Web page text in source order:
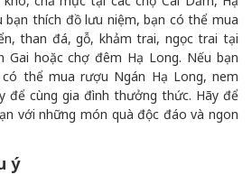
bạn thích đồ lưu niệm, bạn có thể mua
than đá, gỗ, khảm trai, ngọc trai tại
Gai hoặc chợ đêm Hạ Long. Nếu bạn
thể mua rượu Ngán Hạ Long, nem
để cùng gia đình thưởng thức. Hãy để
với những món quà độc đáo và ngon
ý